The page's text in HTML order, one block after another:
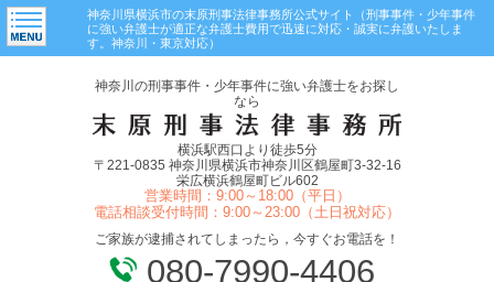
神奈川県横浜市の末原刑事法律事務所公式サイト（刑事事件・少年事件
に強い弁護士が適正な弁護士費用で迅速に対応・誠実に弁護いたしま
す。神奈川・東京対応）
神奈川の刑事事件・少年事件に強い弁護士をお探し
なら
横浜駅西口より徒歩5分
〒221-0835 神奈川県横浜市神奈川区鶴屋町3-32-16
栄広横浜鶴屋町ビル602
営業時間：9:00～18:00（平日）
電話相談受付時間：9:00～23:00（土日祝対応）
ご家族が逮捕されてしまったら，今すぐお電話を！
080-7990-4406